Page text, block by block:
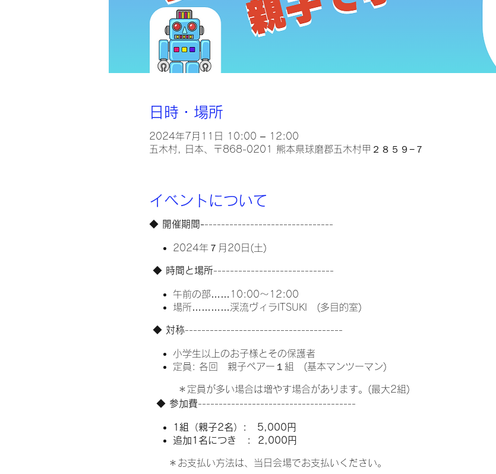
日時・場所
2024年7月11日 10:00 – 12:00
五木村, 日本、〒868-0201 熊本県球磨郡五木村甲２８５９−７
イベントについて
◆開催期間--------------------------------
2024年７月20日(土)
◆ 時間と場所-----------------------------
午前の部……10:00～12:00
場所…………渓流ヴィラITSUKI (多目的室)
◆ 対称--------------------------------------
小学生以上のお子様とその保護者
定員: 各回 親子ペアー１組 (基本マンツーマン)
＊定員が多い場合は増やす場合があります。(最大2組)
◆ 参加費--------------------------------------
1組（親子2名）: 5,000円
追加1名につき : 2,000円
＊お支払い方法は、当日会場でお支払いください。